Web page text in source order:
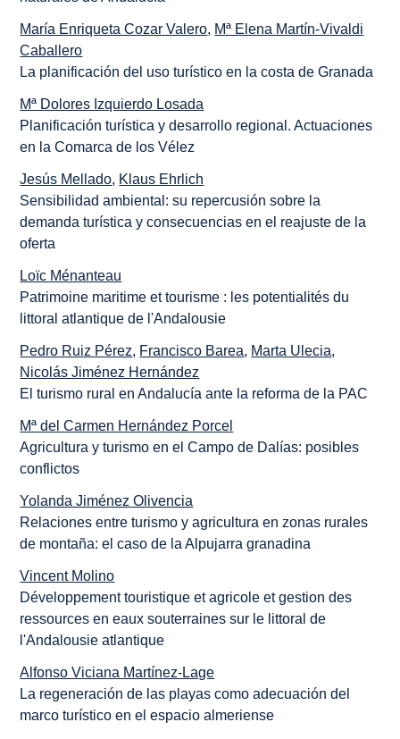
María Enriqueta Cozar Valero, Mª Elena Martín-Vivaldi
Caballero
La planificación del uso turístico en la costa de Granada
Mª Dolores Izquierdo Losada
Planificación turística y desarrollo regional. Actuaciones
en la Comarca de los Vélez
Jesús Mellado, Klaus Ehrlich
Sensibilidad ambiental: su repercusión sobre la
demanda turística y consecuencias en el reajuste de la
oferta
Loïc Ménanteau
Patrimoine maritime et tourisme : les potentialités du
littoral atlantique de l'Andalousie
Pedro Ruiz Pérez, Francisco Barea, Marta Ulecia,
Nicolás Jiménez Hernández
El turismo rural en Andalucía ante la reforma de la PAC
Mª del Carmen Hernández Porcel
Agricultura y turismo en el Campo de Dalías: posibles
conflictos
Yolanda Jiménez Olivencia
Relaciones entre turismo y agricultura en zonas rurales
de montaña: el caso de la Alpujarra granadina
Vincent Molino
Développement touristique et agricole et gestion des
ressources en eaux souterraines sur le littoral de
l'Andalousie atlantique
Alfonso Viciana Martínez-Lage
La regeneración de las playas como adecuación del
marco turístico en el espacio almeriense